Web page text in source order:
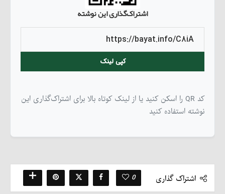
اشتراک‌گذاری این نوشته
کپی لینک
کد QR را اسکن کنید یا از لینک کوتاه بالا برای اشتراک‌گذاری این
نوشته استفاده کنید
اشتراک گذاری 0